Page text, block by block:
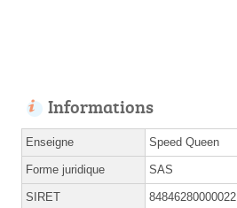
Informations
Enseigne Speed Queen
Forme juridique SAS
SIRET 84846280000022